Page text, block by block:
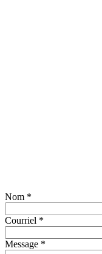
Nom *
Courriel *
Message *